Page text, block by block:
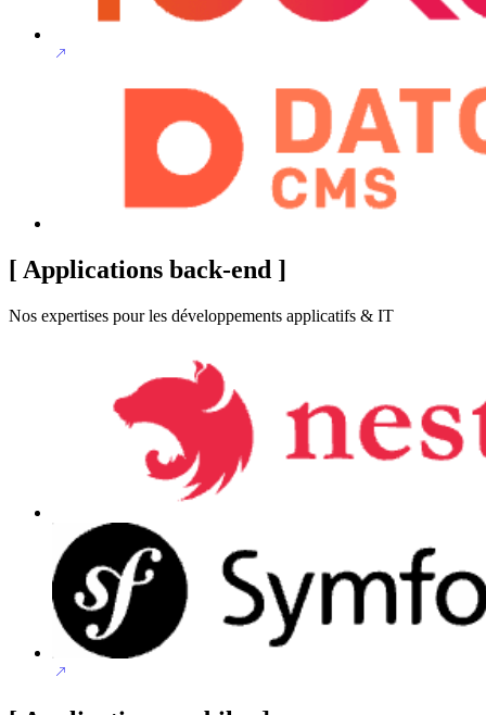
[ Applications back-end ]
Nos expertises pour les développements applicatifs & IT